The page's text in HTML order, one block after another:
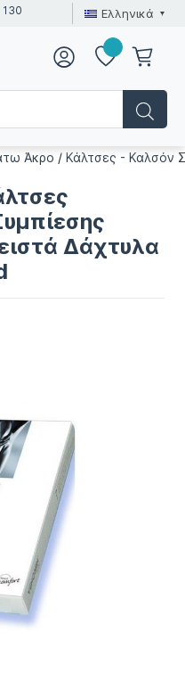
130 Ελληνικά
Άκρο /Κάλτσες - Καλσόν
Δάχτυλα